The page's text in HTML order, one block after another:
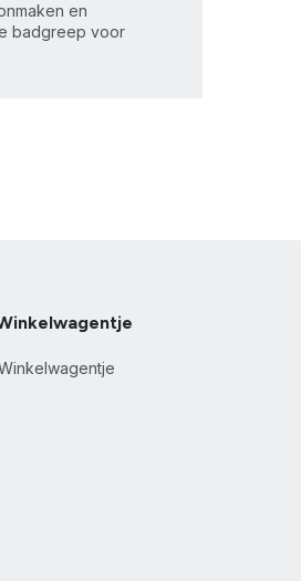
en
badgreep voor